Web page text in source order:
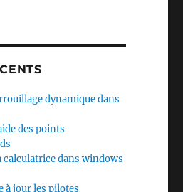
dynamique dans
des points
calculatrice dans windows
à jour les pilotes